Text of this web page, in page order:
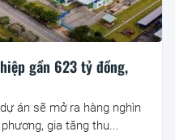
gần 623 tỷ đồng,
án sẽ mở ra hàng nghìn
gia tăng thu...